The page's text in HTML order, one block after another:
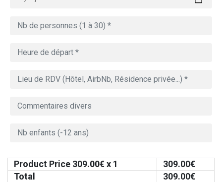
Product Price 309.00€ x 1 309.00€
Total
309.00€